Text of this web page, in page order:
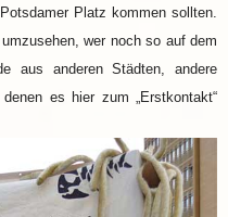
Platz kommen sollten.
wer noch so auf dem
aus anderen Städten, andere
es hier zum „Erstkontakt“